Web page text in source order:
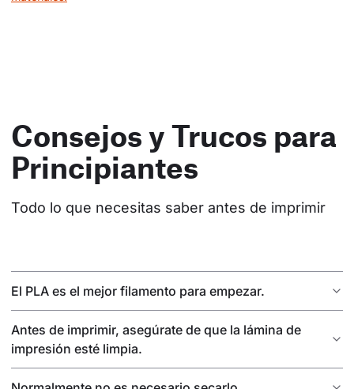
Consejos y Trucos para
Principiantes
Todo lo que necesitas saber antes de imprimir
El PLA es el mejor filamento para empezar.
Antes de imprimir, asegúrate de que la lámina de
impresión esté limpia.